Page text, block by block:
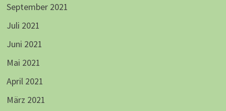
September 2021
Juli 2021
Juni 2021
Mai 2021
April 2021
März 2021